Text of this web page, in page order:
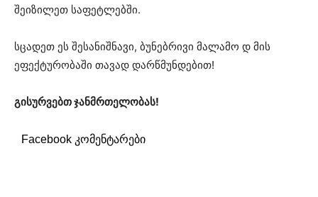
შეიზილეთ საფეტლებში.
სცადეთ ეს შესანიშნავი, ბუნებრივი მალამო დ მის
ეფექტურობაში თავად დარწმუნდებით!
გისურვებთ ჯანმრთელობას!
Facebook კომენტარები